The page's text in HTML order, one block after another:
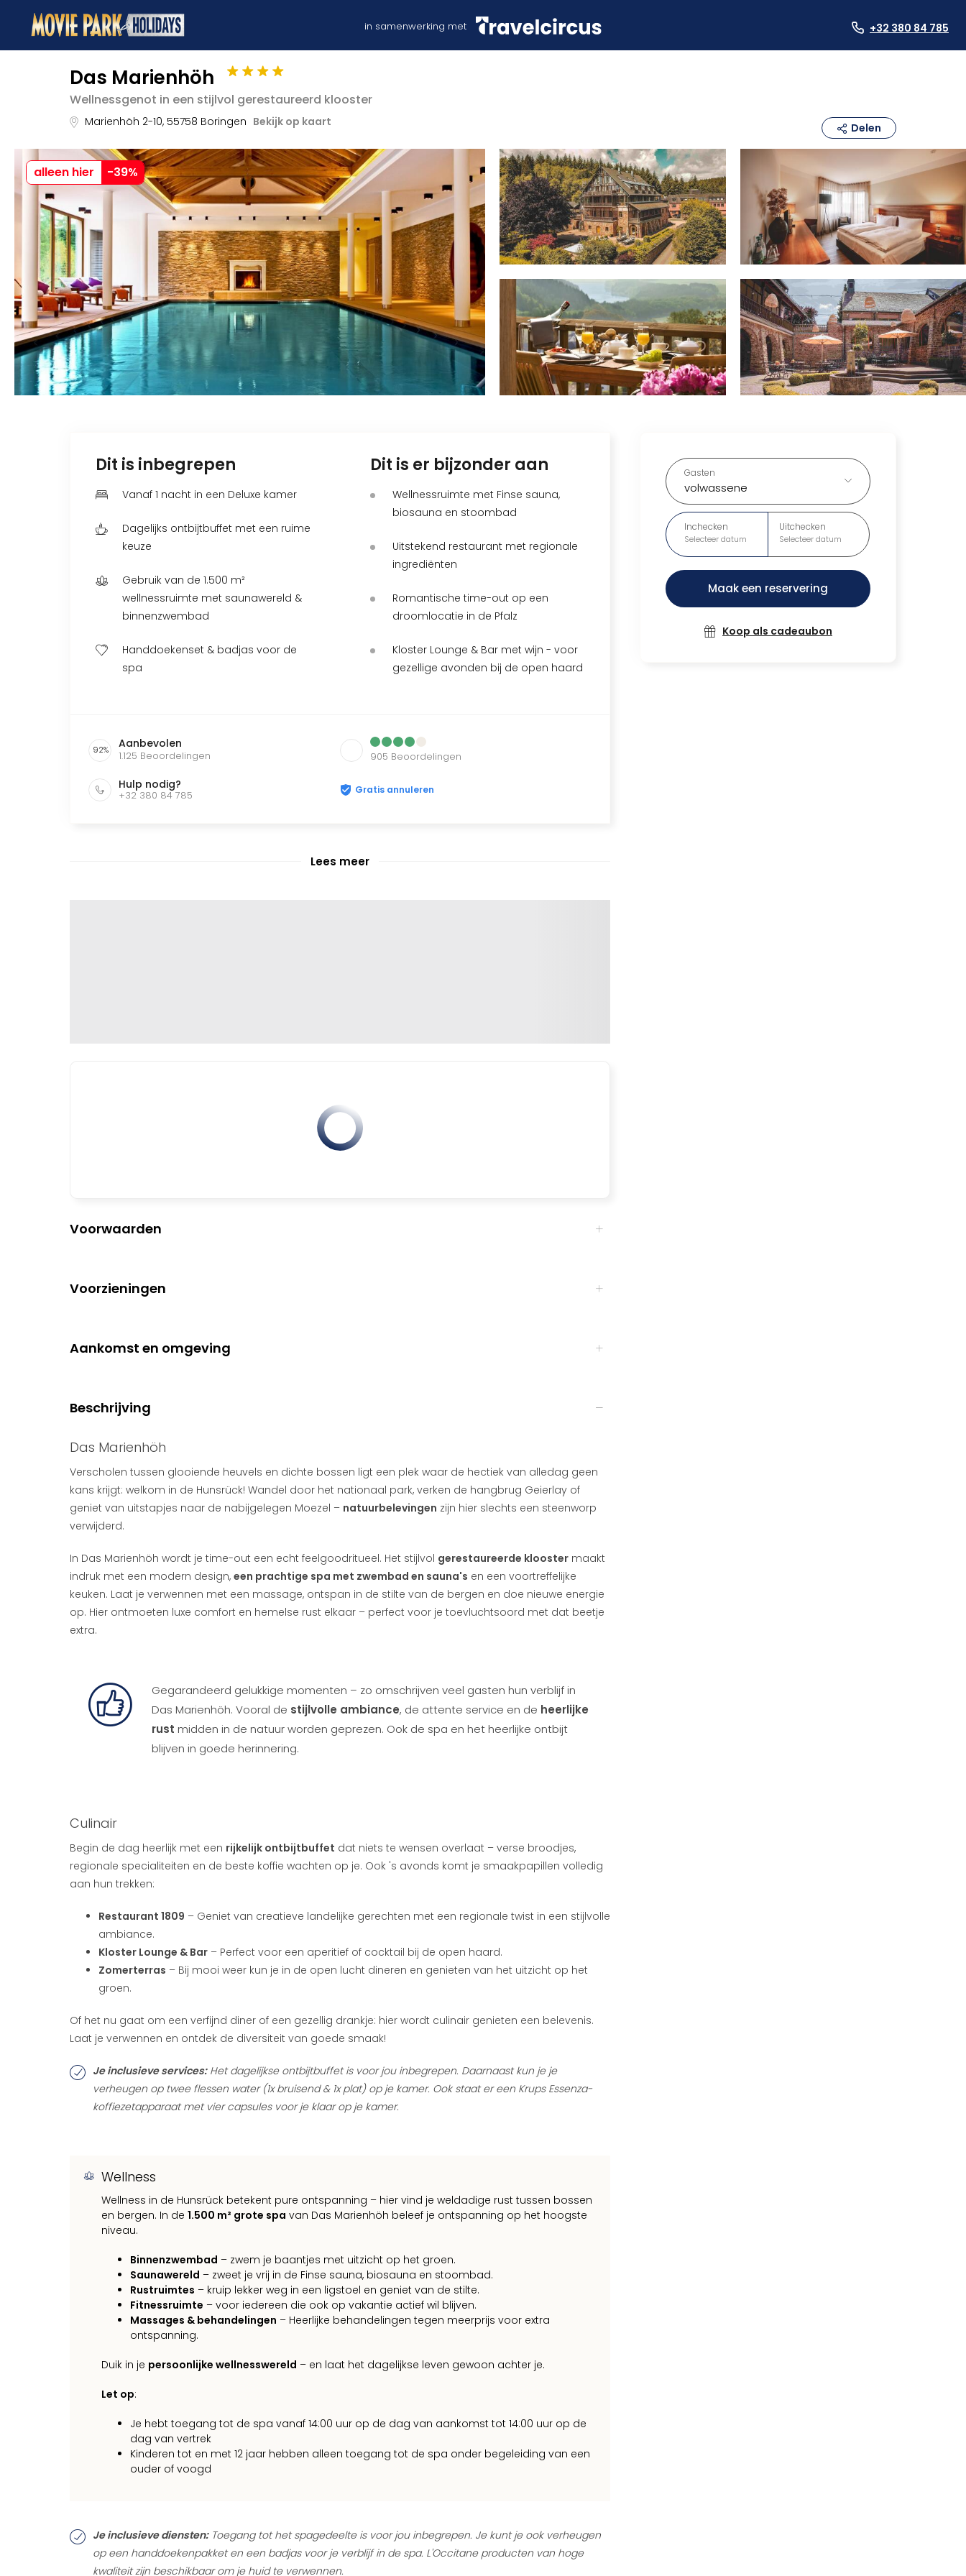
in samenwerking met +32 380 84 785
Das Marienhöh
Wellnessgenot in een stijlvol gerestaureerd klooster
Marienhöh 2-10, 55758 Boringen Bekijk op kaart Delen
alleen hier -39%
Gasten
volwassene
Inchecken
Selecteer datum
Uitchecken
Selecteer datum
Maak een reservering
Koop als cadeaubon
Dit is inbegrepen
Vanaf 1 nacht in een Deluxe kamer
Dagelijks ontbijtbuffet met een ruime
keuze
Gebruik van de 1.500 m²
wellnessruimte met saunawereld &
binnenzwembad
Handdoekenset & badjas voor de
spa
Dit is er bijzonder aan
Wellnessruimte met Finse sauna,
biosauna en stoombad
Uitstekend restaurant met regionale
ingrediënten
Romantische time-out op een
droomlocatie in de Pfalz
Kloster Lounge & Bar met wijn - voor
gezellige avonden bij de open haard
92% Aanbevolen
1.125 Beoordelingen 905 Beoordelingen
Hulp nodig?
+32 380 84 785 Gratis annuleren
Lees meer
Voorwaarden
Voorzieningen
Aankomst en omgeving
Beschrijving
Das Marienhöh
Verscholen tussen glooiende heuvels en dichte bossen ligt een plek waar de hectiek van alledag geen
kans krijgt: welkom in de Hunsrück! Wandel door het nationaal park, verken de hangbrug Geierlay of
geniet van uitstapjes naar de nabijgelegen Moezel – natuurbelevingen zijn hier slechts een steenworp
verwijderd.
In Das Marienhöh wordt je time-out een echt feelgoodritueel. Het stijlvol gerestaureerde klooster maakt
indruk met een modern design, een prachtige spa met zwembad en sauna's en een voortreffelijke
keuken. Laat je verwennen met een massage, ontspan in de stilte van de bergen en doe nieuwe energie
op. Hier ontmoeten luxe comfort en hemelse rust elkaar – perfect voor je toevluchtsoord met dat beetje
extra.
Gegarandeerd gelukkige momenten – zo omschrijven veel gasten hun verblijf in
Das Marienhöh. Vooral de stijlvolle ambiance, de attente service en de heerlijke
rust midden in de natuur worden geprezen. Ook de spa en het heerlijke ontbijt
blijven in goede herinnering.
Culinair
Begin de dag heerlijk met een rijkelijk ontbijtbuffet dat niets te wensen overlaat – verse broodjes,
regionale specialiteiten en de beste koffie wachten op je. Ook 's avonds komt je smaakpapillen volledig
aan hun trekken:
Restaurant 1809 – Geniet van creatieve landelijke gerechten met een regionale twist in een stijlvolle
ambiance.
Kloster Lounge & Bar – Perfect voor een aperitief of cocktail bij de open haard.
Zomerterras – Bij mooi weer kun je in de open lucht dineren en genieten van het uitzicht op het
groen.
Of het nu gaat om een verfijnd diner of een gezellig drankje: hier wordt culinair genieten een belevenis.
Laat je verwennen en ontdek de diversiteit van goede smaak!
Je inclusieve services:Het dagelijkse ontbijtbuffet is voor jou inbegrepen. Daarnaast kun je je
verheugen op twee flessen water (1x bruisend & 1x plat) op je kamer. Ook staat er een Krups Essenza-
koffiezetapparaat met vier capsules voor je klaar op je kamer.
Wellness
Wellness in de Hunsrück betekent pure ontspanning – hier vind je weldadige rust tussen bossen
en bergen. In de 1.500 m² grote spa van Das Marienhöh beleef je ontspanning op het hoogste
niveau.
Binnenzwembad – zwem je baantjes met uitzicht op het groen.
Saunawereld – zweet je vrij in de Finse sauna, biosauna en stoombad.
Rustruimtes – kruip lekker weg in een ligstoel en geniet van de stilte.
Fitnessruimte – voor iedereen die ook op vakantie actief wil blijven.
Massages & behandelingen – Heerlijke behandelingen tegen meerprijs voor extra
ontspanning.
Duik in je persoonlijke wellnesswereld – en laat het dagelijkse leven gewoon achter je.
Let op:
Je hebt toegang tot de spa vanaf 14:00 uur op de dag van aankomst tot 14:00 uur op de
dag van vertrek
Kinderen tot en met 12 jaar hebben alleen toegang tot de spa onder begeleiding van een
ouder of voogd
Je inclusieve diensten:Toegang tot het spagedeelte is voor jou inbegrepen. Je kunt je ook verheugen
op een handdoekenpakket en een badjas voor je verblijf in de spa. L'Occitane producten van hoge
kwaliteit zijn beschikbaar om je huid te verwennen.